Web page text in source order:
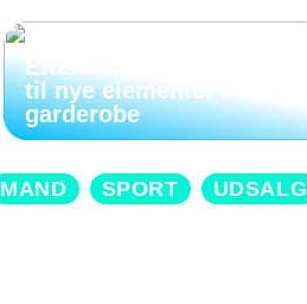
Efteråret giver anledning
til nye elementer i en
garderobe
MAND SPORT UDSALG